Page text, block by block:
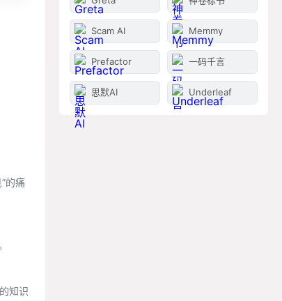
的痛
知识
Scam AI Memmy
Prefactor 一码千言
思默AI Underleaf